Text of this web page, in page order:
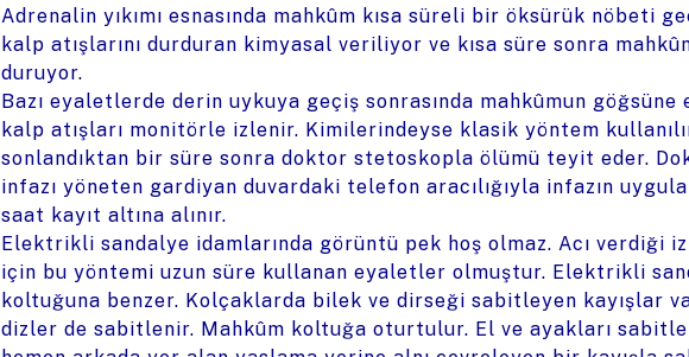
Adrenalin yıkımı esnasında mahkûm kısa süreli bir öksürük nöbeti
kalp atışlarını durduran kimyasal veriliyor ve kısa süre sonra
duruyor.
Bazı eyaletlerde derin uykuya geçiş sonrasında mahkûmun göğsüne
kalp atışları monitörle izlenir. Kimilerindeyse klasik yöntem
sonlandıktan bir süre sonra doktor stetoskopla ölümü teyit eder.
infazı yöneten gardiyan duvardaki telefon aracılığıyla infazın
saat kayıt altına alınır.
Elektrikli sandalye idamlarında görüntü pek hoş olmaz. Acı verdiği
için bu yöntemi uzun süre kullanan eyaletler olmuştur. Elektrikli
koltuğuna benzer. Kolçaklarda bilek ve dirseği sabitleyen kayışlar
dizler de sabitlenir. Mahkûm koltuğa oturtulur. El ve ayakları